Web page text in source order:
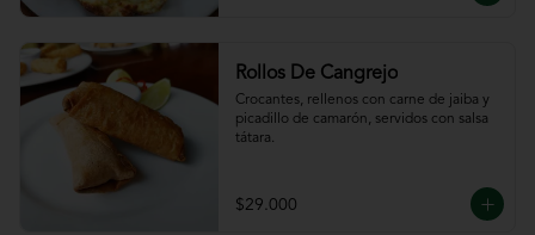
Rollos De Cangrejo
Crocantes, rellenos con carne de jaiba y
picadillo de camarón, servidos con salsa
tátara.
$29.000